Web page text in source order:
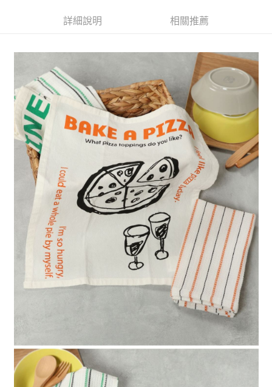
3.實際核准額度、可分期數及費用金額請依後續交易確認頁面所載為準。
4.訂單成立30分鐘內，如未前往確認交易或遇審核未通過，訂單將自動取
1.分期款項不併入電信帳單，「大哥付你分期」於每月結算日後寄送繳費提
醒簡訊。
2.透過簡訊連結打開帳單後，可選擇「超商條碼／台灣大直營門市／銀行轉
帳／街口支付／iPASS MONEY」等通路繳費。
【注意事項】
1.本服務係由「台灣大哥大股份有限公司」（以下簡稱本公司）所提供，讓
用戶於交易時，得透過本服務購買商品或服務，並由商店將買賣／分期付款
買賣價金債權讓與本公司後，依約使用本公司帳單繳交帳款。
2.基於同意付款使用「大哥付你分期」之契約關係目的，商店將以您的個人
資料（包含姓名、電話或地址）提供予台灣大哥大進項蒐集、處理及利用，
由本公司與您本人進行分期帳單所需資料之確認、核對及更正。
3.完整用戶服務條款，請詳閱以下連結：https://oppay.tw/userRule
３．安心：先確認商品／服務後，再付款。
【「AFTEE先享後付」結帳流程】
１．於結帳方式選擇「AFTEE先享後付」後，將跳轉至「AFTEE先享後付」
結帳頁面，進行簡訊認證並確認金額後，即可完成結帳。
２．訂單成立數日內，您將收到繳費通知簡訊。
３．收到繳費通知簡訊後14天內，點擊此簡訊中的連結，可透過四大超商／
ATM／網路銀行／等多元方式進行付款，方視為交易完成。
※ 請注意：結帳手續完成當下不需立刻繳費，但若您需要取消訂單，請聯絡
購買商品的店家。未經商家同意取消之訂單仍視為有效，需透過AFTEE先享
後付繳納相關費用。
※ 交易是否成功請以「AFTEE先享後付 」之結帳頁面顯示為準，若有關於
是否繳費成功／繳費後需取消欲退款等相關疑問，請聯繫「AFTEE先享後付
客戶支援中心」
https://netprotections.freshdesk.com/support/home
【注意事項】
１．透過由恩沛科技股份有限公司提供之「AFTEE先享後付」服務完成之交
易，需依本服務之必要範圍內提供個人資料，並將交易相關給付款項請求債
權轉讓予恩沛科技股份有限公司。
２．關於個人資料處理事宜，請瀏覽以下網址：https://aftee.tw/terms/#terms3
３．未成年的使用者請事先徵得法定代理人或監護人之同意方可使用
「AFTEE先享後付」，若未經同意申辦者引起之損失，本公司不負相關責
４．使用「AFTEE先享後付」時，將依據個別帳號之用戶狀況，依本公司即
時審查核予不同之上限額度；若仍有額度不足之情形，本公司將視審查結果
５．嚴禁一人註冊多個帳號或使用他人資訊註冊。若發現惡意使用之情形，
恩沛科技股份有限公司將有權停止該用戶之使用額度並採取法律行動。
每筆NT$80，滿NT$888(含以上)免運費
付款後 全家取貨
每筆NT$80，滿NT$888(含以上)免運費
7-11 取貨付款
每筆NT$80，滿NT$1,500(含以上)免運費
付款後 7-11取貨
每筆NT$80，滿NT$1,500(含以上)免運費
每筆NT$80，滿NT$1,500(含以上)免運費
詳細說明 相關推薦